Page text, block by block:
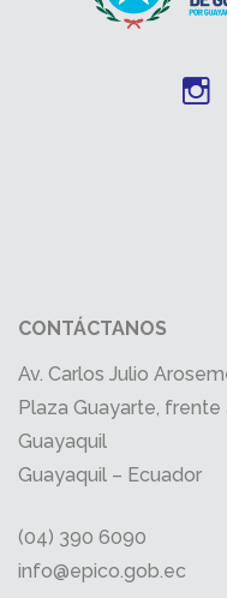
CONTÁCTANOS
Av. Carlos Julio
Plaza Guayarte,
Guayaquil
Guayaquil – Ecuador
(04) 390 6090
info@epico.gob.ec